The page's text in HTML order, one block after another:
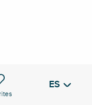
les favoris ES